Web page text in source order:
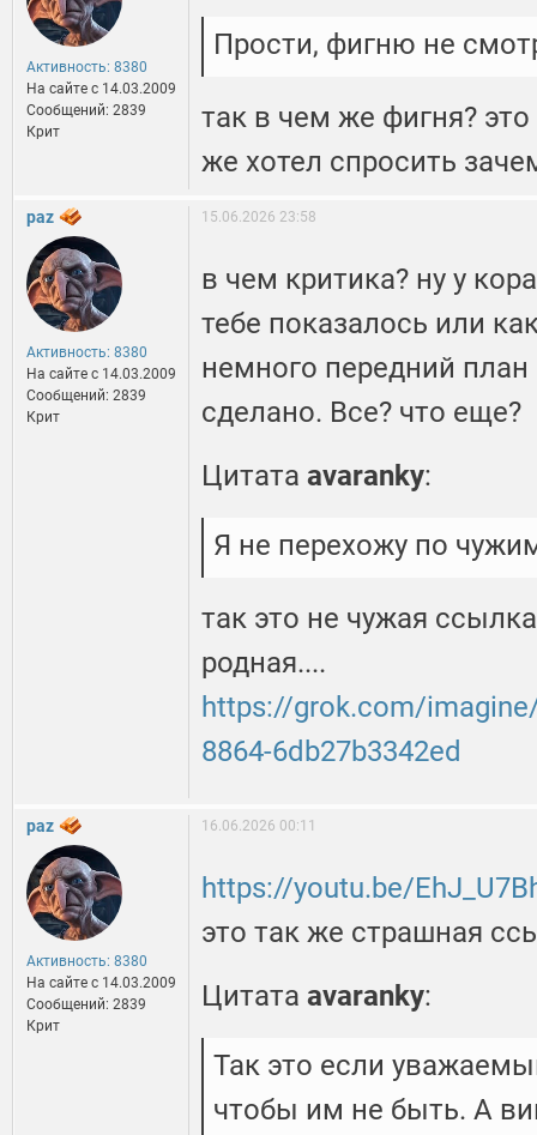
Активность: 8380
На сайте c 14.03.2009
Сообщений: 2839
Крит
Прости, фигню не
так в чем же фигня?
же хотел спросить
paz
Активность: 8380
На сайте c 14.03.2009
Сообщений: 2839
Крит
15.06.2026 23:58
в чем критика? ну у
тебе показалось или
немного передний
сделано. Все? что еще?
Цитата avaranky:
Я не перехожу по
так это не чужая
родная....
https://grok.com/
8864-6db27b3342ed
paz
Активность: 8380
На сайте c 14.03.2009
Сообщений: 2839
Крит
16.06.2026 00:11
https://youtu.be/
это так же страшная
Цитата avaranky:
Так это если
чтобы им не быть. А